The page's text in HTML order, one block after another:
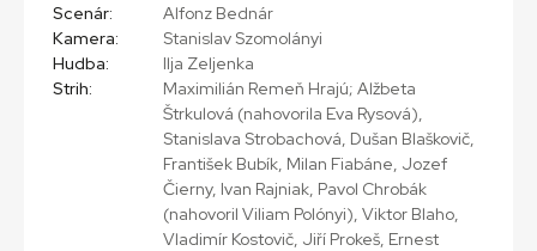
Scenár:
Alfonz Bednár
Kamera:
Stanislav Szomolányi
Hudba:
Ilja Zeljenka
Strih:
Maximilián Remeň Hrajú; Alžbeta
Štrkulová (nahovorila Eva Rysová),
Stanislava Strobachová, Dušan Blaškovič,
František Bubík, Milan Fiabáne, Jozef
Čierny, Ivan Rajniak, Pavol Chrobák
(nahovoril Viliam Polónyi), Viktor Blaho,
Vladimír Kostovič, Jiří Prokeš, Ernest